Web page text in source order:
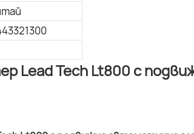
Lead Tech Lt800 с